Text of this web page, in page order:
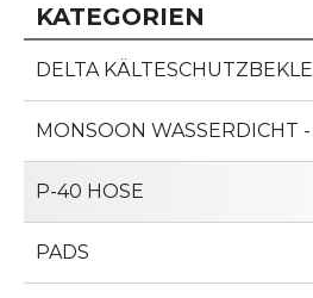
KATEGORIEN
DELTA
MONSOON WASSERDICHT
P-40 HOSE
PADS